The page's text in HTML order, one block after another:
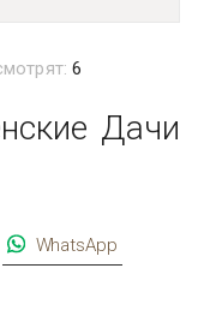
6
Дачи
WhatsApp